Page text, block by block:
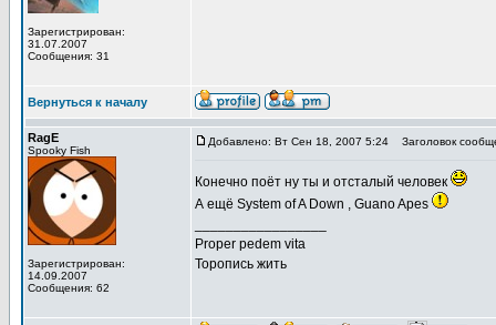
Зарегистрирован:
31.07.2007
Сообщения: 31
Вернуться к началу
RagE
Spooky Fish
Зарегистрирован:
14.09.2007
Сообщения: 62
Добавлено: Вт Сен 18, 2007 5:24 Заголовок
Конечно поёт ну ты и отсталый человек
А ещё System of A Down , Guano Apes
Proper pedem vita
Торопись жить